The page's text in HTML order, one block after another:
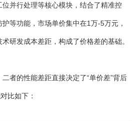
并行处理等核心模块，结合了精准控
等功能，市场单价集中在1万-5万元，
研发成本差距，构成了价格差的基础。
者的性能差距直接决定了“单价差”背后
比如下：